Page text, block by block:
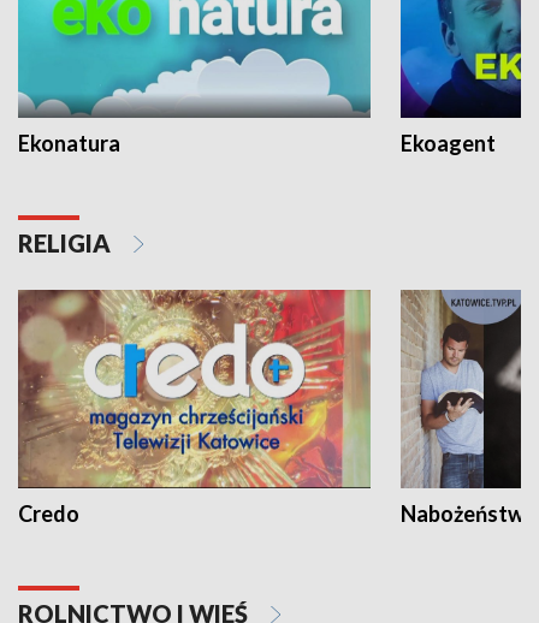
Ekonatura Ekoagent
RELIGIA
Credo
ROLNICTWO I WIEŚ